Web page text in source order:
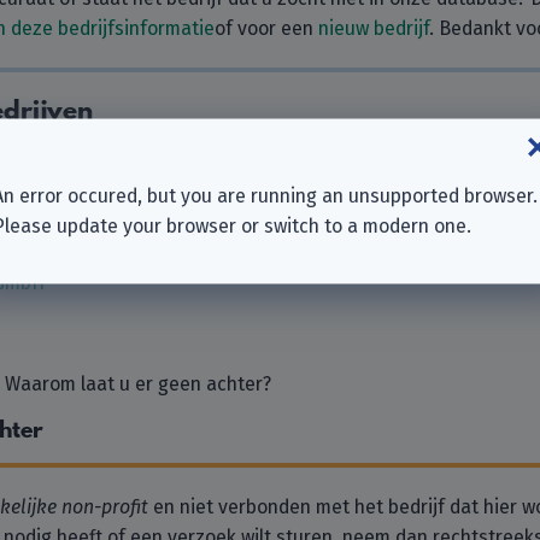
deze bedrijfsinformatieof voor een nieuw bedrijf. Bedankt
laat u er geen achter?
non-profit en niet verbonden met het bedrijf dat hier
error occured, but you are running an unsupported browser.
update your browser or switch to a modern one.